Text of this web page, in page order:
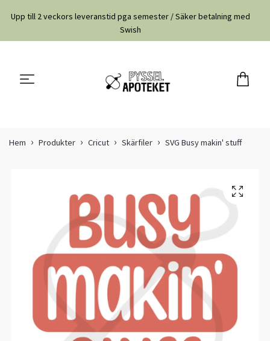
Upp till 2 veckors leveranstid pga semester / Säker betalning med
Swish
Hem Produkter Cricut Skärfiler SVG Busy makin' stuff